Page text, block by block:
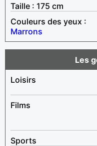
Taille : 175 cm
Couleurs des yeux :
Marrons
Les
Loisirs
Films
Sports